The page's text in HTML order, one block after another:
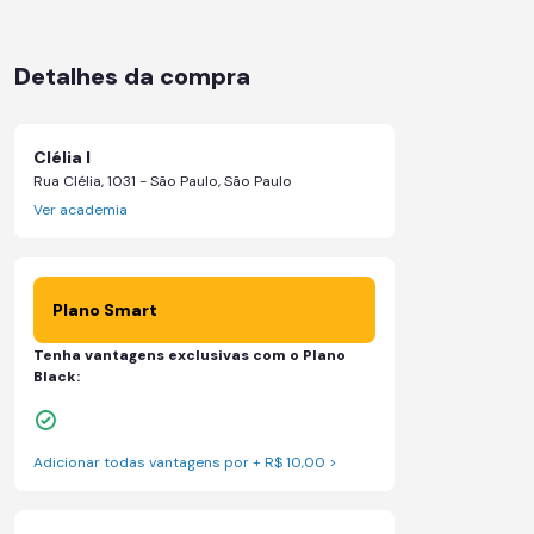
Detalhes da compra
Clélia I
Rua Clélia, 1031 - São Paulo, São Paulo
Ver academia
Plano Smart
Tenha vantagens exclusivas com o Plano
Black:
Adicionar todas vantagens por + R$ 10,00 >